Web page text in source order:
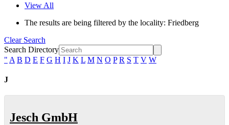
View All
The results are being filtered by the locality: Friedberg
Clear Search
Search Directory
" A B D E F G H I J K L M N O P R S T V W
J
Jesch GmbH